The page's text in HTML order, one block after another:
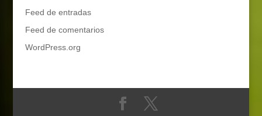
Feed de entradas
Feed de comentarios
WordPress.org